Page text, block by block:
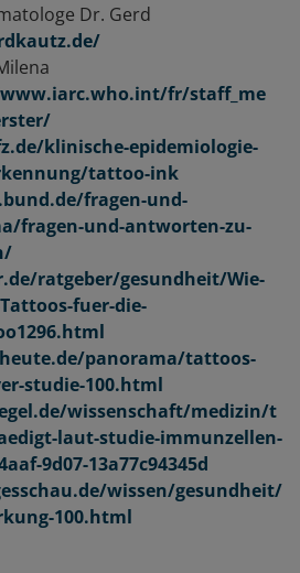
Dr. Gerd
fr/staff_me
klinische-epidemiologie-
tattoo-ink
fragen-und-
fragen-und-antworten-zu-
ratgeber/gesundheit/Wie-
fuer-die-
panorama/tattoos-
studie-100.html
wissenschaft/medizin/t
laut-studie-immunzellen-
9d07-13a77c94345d
wissen/gesundheit/
100.html